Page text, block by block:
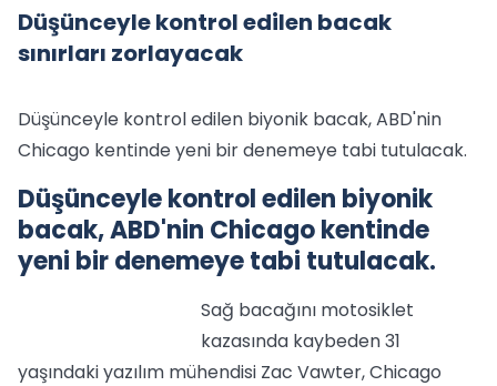
Düşünceyle kontrol edilen bacak
sınırları zorlayacak
Düşünceyle kontrol edilen biyonik bacak, ABD'nin
Chicago kentinde yeni bir denemeye tabi tutulacak.
Düşünceyle kontrol edilen biyonik
bacak, ABD'nin Chicago kentinde
yeni bir denemeye tabi tutulacak.
Sağ bacağını motosiklet
kazasında kaybeden 31
yaşındaki yazılım mühendisi Zac Vawter, Chicago